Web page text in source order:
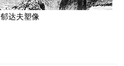
郁达夫塑像